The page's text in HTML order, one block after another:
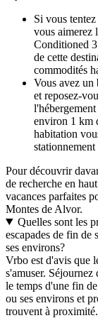
Si vous
vous aimerez
Conditioned
de cette
commodités
Vous avez un
et reposez-
environ 1 km
habitation
stationnement
Pour découvrir
de recherche en
vacances parfaites
Montes de Alvor.
Quelles sont les
escapades de fin de
ses environs?
Vrbo est d'avis que
s'amuser. Séjournez
le temps d'une fin
ou ses environs et
trouvent à proximité.